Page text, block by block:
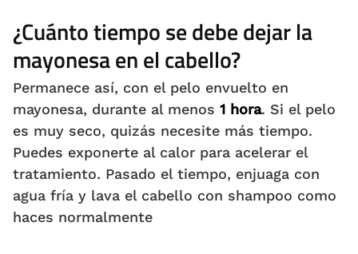
¿Cuánto tiempo se debe dejar la
mayonesa en el cabello?
Permanece así, con el pelo envuelto en
mayonesa, durante al menos 1 hora. Si el pelo
es muy seco, quizás necesite más tiempo.
Puedes exponerte al calor para acelerar el
tratamiento. Pasado el tiempo, enjuaga con
agua fría y lava el cabello con shampoo como
haces normalmente